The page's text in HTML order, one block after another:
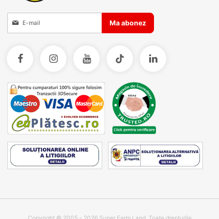
Inscrieti-va la Buletinele noastre informative
Ma abonez